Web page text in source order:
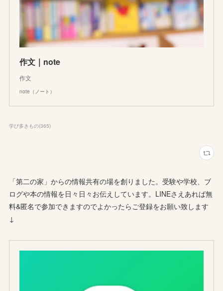
作文｜note
作文
note（ノート）
学び多きもの(365)
「第二の家」からの情報共有の場を創りました。受験や学校、ブ
ログや本の情報を日々日々お伝えしています。LINEさえあれば無
料&匿名で参加できますのでよかったらご登録をお願い致します
↓